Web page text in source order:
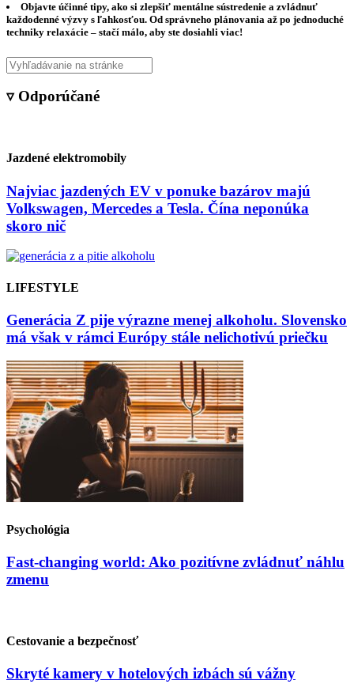
Objavte účinné tipy, ako si zlepšiť mentálne sústredenie a zvládnuť
každodenné výzvy s ľahkosťou. Od správneho plánovania až po jednoduché
techniky relaxácie – stačí málo, aby ste dosiahli viac!
▿ Odporúčané
Jazdené elektromobily
Najviac jazdených EV v ponuke bazárov majú
Volkswagen, Mercedes a Tesla. Čína neponúka
skoro nič
LIFESTYLE
Generácia Z pije výrazne menej alkoholu. Slovensko
má však v rámci Európy stále nelichotivú priečku
Psychológia
Fast-changing world: Ako pozitívne zvládnuť náhlu
zmenu
Cestovanie a bezpečnosť
Skryté kamery v hotelových izbách sú vážny